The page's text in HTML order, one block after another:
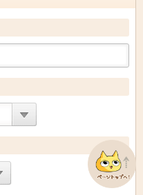
4.8%
4.8%
4.8%
4.8%